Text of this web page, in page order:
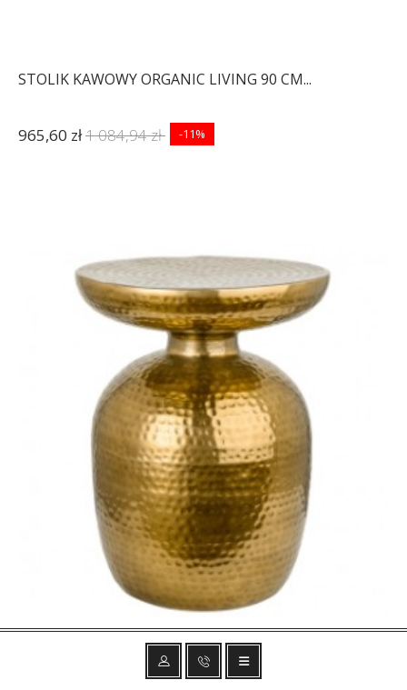
STOLIK KAWOWY ORGANIC LIVING 90 CM...
965,60 zł1 084,94 zł -11%